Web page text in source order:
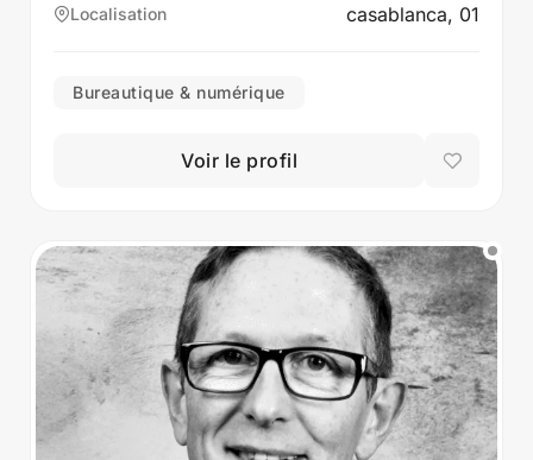
Localisation casablanca, 01
Bureautique & numérique
Voir le profil